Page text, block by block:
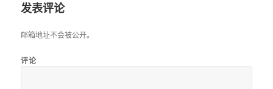
发表评论
邮箱地址不会被公开。
评论